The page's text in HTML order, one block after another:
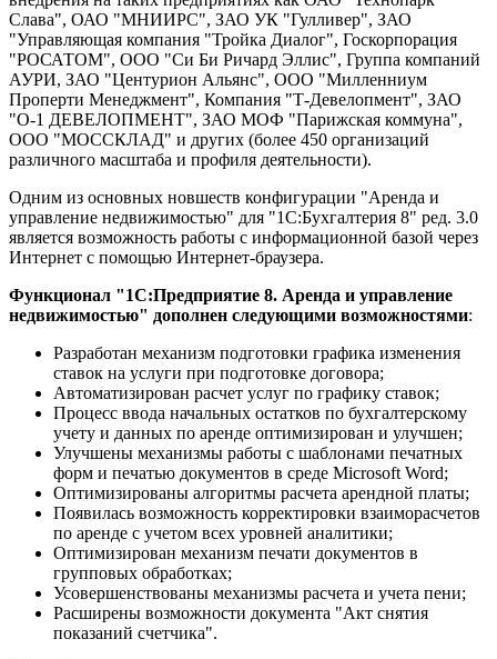
Слава", ОАО "МНИИРС", ЗАО УК "Гулливер", ЗАО
"Управляющая компания "Тройка Диалог", Госкорпорация
"РОСАТОМ", ООО "Си Би Ричард Эллис", Группа компаний
АУРИ, ЗАО "Центурион Альянс", ООО "Милленниум
Проперти Менеджмент", Компания "Т-Девелопмент", ЗАО
"О-1 ДЕВЕЛОПМЕНТ", ЗАО МОФ "Парижская коммуна",
ООО "МОССКЛАД" и других (более 450 организаций
различного масштаба и профиля деятельности).
Одним из основных новшеств конфигурации "Аренда и
управление недвижимостью" для "1С:Бухгалтерия 8" ред. 3.0
является возможность работы с информационной базой через
Интернет с помощью Интернет-браузера.
Функционал "1С:Предприятие 8. Аренда и управление
недвижимостью" дополнен следующими возможностями:
Разработан механизм подготовки графика изменения
ставок на услуги при подготовке договора;
Автоматизирован расчет услуг по графику ставок;
Процесс ввода начальных остатков по бухгалтерскому
учету и данных по аренде оптимизирован и улучшен;
Улучшены механизмы работы с шаблонами печатных
форм и печатью документов в среде Microsoft Word;
Оптимизированы алгоритмы расчета арендной платы;
Появилась возможность корректировки взаиморасчетов
по аренде с учетом всех уровней аналитики;
Оптимизирован механизм печати документов в
групповых обработках;
Усовершенствованы механизмы расчета и учета пени;
Расширены возможности документа "Акт снятия
показаний счетчика".